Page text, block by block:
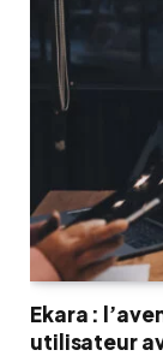
Ekara :
utilisateur